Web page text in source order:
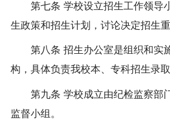
第七条 学校设立招生工作领导
生政策和招生计划，讨论决定招生重
第八条 招生办公室是组织和实
构，具体负责我校本、专科招生录取
第九条 学校成立由纪检监察部
监督小组。